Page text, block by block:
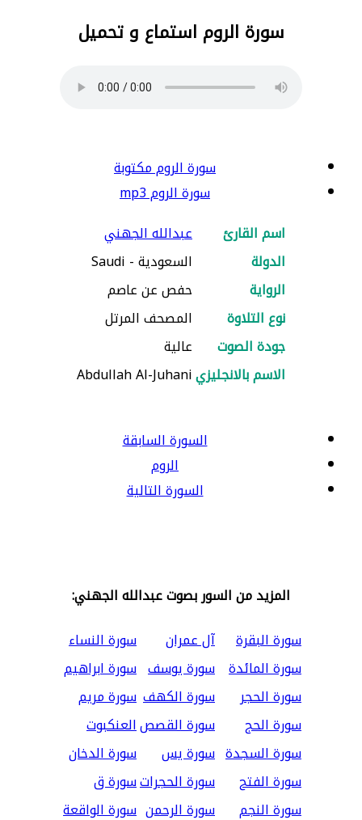
سورة الروم استماع و تحميل
سورة الروم مكتوبة
سورة الروم mp3
اسم القارئ
عبدالله الجهني
الدولة
السعودية - Saudi
الرواية
حفص عن عاصم
نوع التلاوة
المصحف المرتل
جودة الصوت
عالية
الاسم بالانجليزيAbdullah Al-Juhani
السورة السابقة
الروم
السورة التالية
المزيد من السور بصوت عبدالله الجهني:
سورة البقرة
آل عمران
سورة النساء
سورة المائدة سورة يوسف سورة ابراهيم
سورة الحجر
سورة الكهف سورة مريم
سورة الحج
سورة القصصالعنكبوت
سورة السجدة سورة يس
سورة الدخان
سورة الفتح
سورة الحجراتسورة ق
سورة النجم
سورة الرحمن سورة الواقعة